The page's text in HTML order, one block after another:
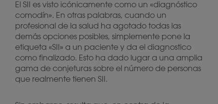
El SII es visto icónicamente como un «diagnóstico
comodín». En otras palabras, cuando un
profesional de la salud ha agotado todas las
demás opciones posibles, simplemente pone la
etiqueta «SII» a un paciente y da el diagnostico
como finalizado. Esto ha dado lugar a una amplia
gama de conjeturas sobre el número de personas
que realmente tienen SII.